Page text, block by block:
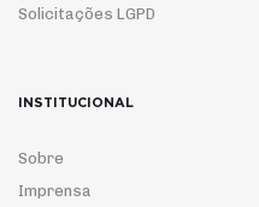
Solicitações LGPD
INSTITUCIONAL
Sobre
Imprensa